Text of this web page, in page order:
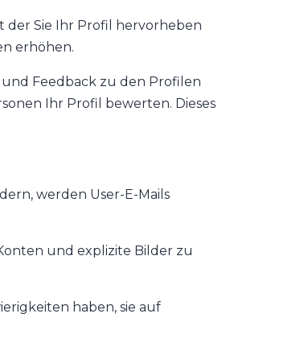
der Sie Ihr Profil hervorheben
erhöhen.
Feedback zu den Profilen
Ihr Profil bewerten. Dieses
werden User-E-Mails
und explizite Bilder zu
haben, sie auf